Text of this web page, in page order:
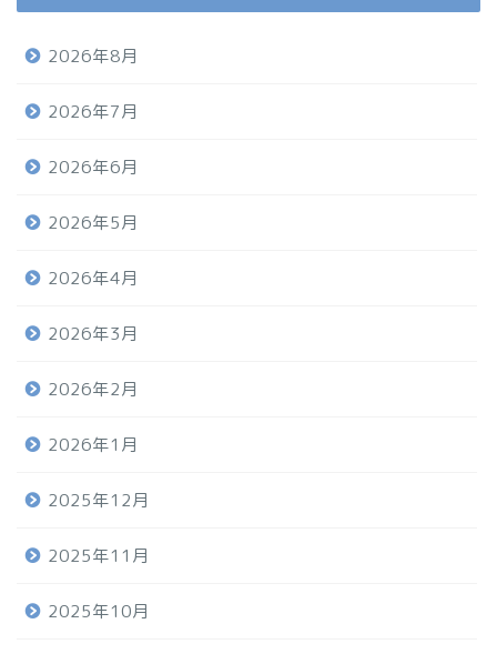
2026年8月
2026年7月
2026年6月
2026年5月
2026年4月
2026年3月
2026年2月
2026年1月
2025年12月
2025年11月
2025年10月